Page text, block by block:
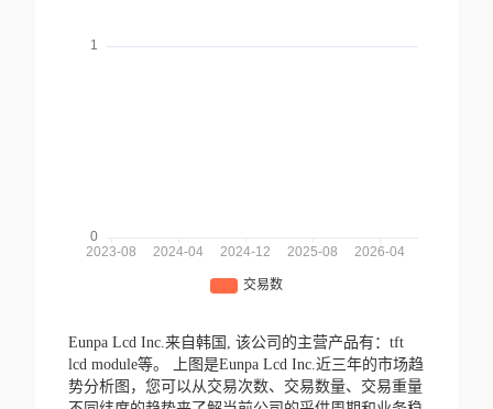
Eunpa Lcd Inc.来自韩国, 该公司的主营产品有：tft
lcd module等。
上图是Eunpa Lcd Inc.近三年的市场趋
势分析图，您可以从交易次数、交易数量、交易重量